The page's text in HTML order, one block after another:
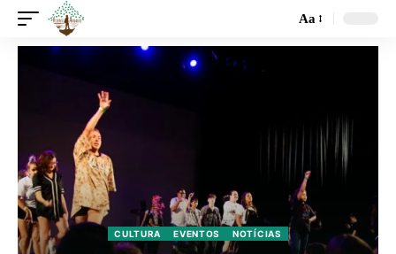
Aa
CULTURA EVENTOS NOTÍCIAS